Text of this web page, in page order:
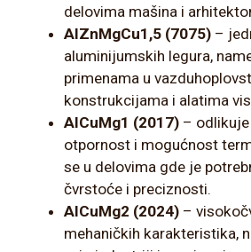
delovima mašina i
AlZnMgCu1,5 (7075) –
aluminijumskih legura,
primenama u
konstrukcijama i alatima
AlCuMg1 (2017) –
otpornost i mogućnost
se u delovima gde je
čvrstoće i preciznosti.
AlCuMg2 (2024) –
mehaničkih karakteristika,